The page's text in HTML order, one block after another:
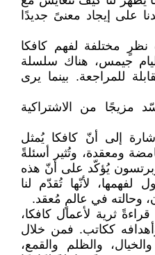
على إيجاد معنىً جديدًا
مختلفة لفهم كافكا
جيمس، هناك سلسلة
للمراجعة. بينما يرى
مزيجًا من الاشتراكية
إلى أنّ كافكا يُمثل
ومعقدة، وتُثير أسئلةً
يُؤكّد على أنّ هذه
لفهمها، لأنّها تُقدّم لنا
وحالته في عالمٍ مُعقد.
ثرية لأعمال كافكا،
ككاتب. فمن خلال
والظلم والقمع،